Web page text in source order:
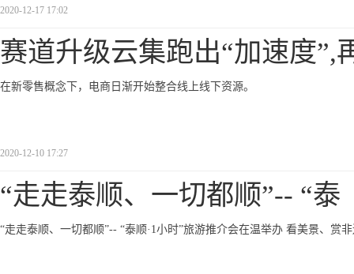
2020-12-17 17:02
赛道升级云集跑出“加速度”,
在新零售概念下，电商日渐开始整合线上线下资源。
2020-12-10 17:27
“走走泰顺、一切都顺”-- “泰
“走走泰顺、一切都顺”-- “泰顺·1小时”旅游推介会在温举办 看美景、赏